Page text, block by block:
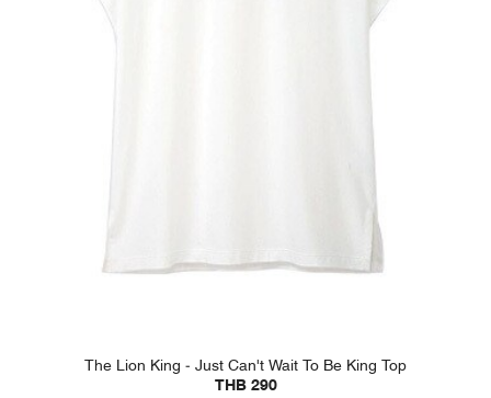
The Lion King - Just Can't Wait To Be King Top
THB 290